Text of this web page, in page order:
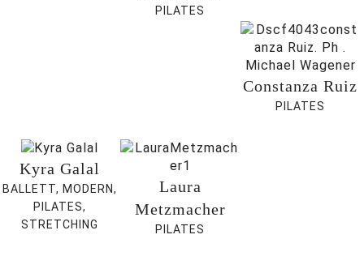
PILATES
Constanza Ruiz
PILATES
Kyra Galal
BALLETT, MODERN,
PILATES,
STRETCHING
Laura
Metzmacher
PILATES